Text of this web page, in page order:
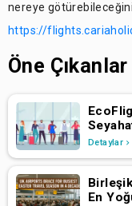
nereye
https://
Öne Çıkanlar
Detaylar
Birleşik
En